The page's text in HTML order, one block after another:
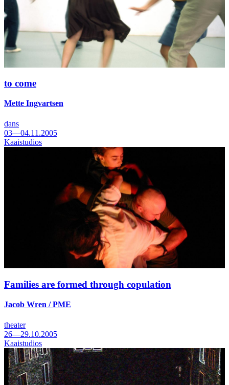
to come
Mette Ingvartsen
dans
03—04.11.2005
Kaaistudios
Families are formed through copulation
Jacob Wren / PME
theater
26—29.10.2005
Kaaistudios